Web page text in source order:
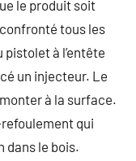
le produit soit
tous les
pistolet à l’entête
un injecteur. Le
à la surface.
qui
dans le bois.